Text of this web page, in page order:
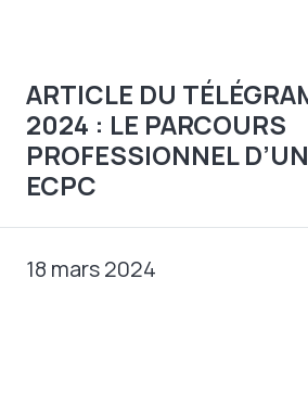
ARTICLE DU
2024 : LE PARCOURS
PROFESSIONNEL
ECPC
18 mars 2024